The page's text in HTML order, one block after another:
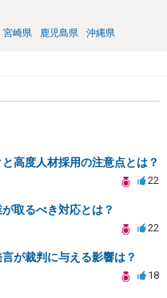
宮崎県 鹿児島県 沖縄県
高度人材採用の注意点とは？
22
取るべき対応とは？
22
が裁判に与える影響は？
18